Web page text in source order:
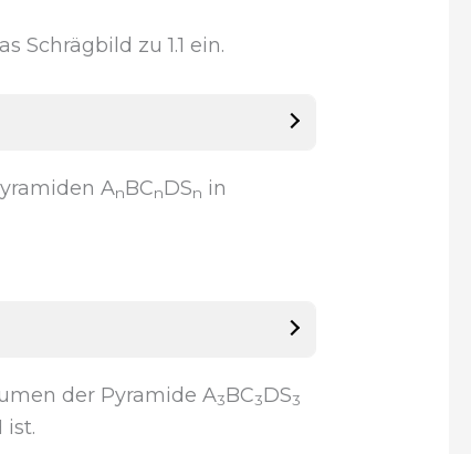
Schrägbild zu 1.1 ein.
AnBCnDSn in
der Pyramide A3BC3DS3
ist.